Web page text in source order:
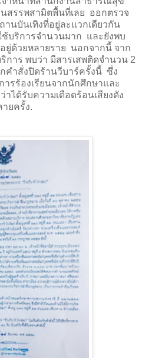
สรรพสามิตพื้นที่เลย ออกตรวจ
นบันเทิงที่อยู่ละแวกเดียวกัน
บริการจำนวนมาก และยังพบ
ยู่ด้วยหลายราย นอกจากนี้ จาก
การ พบว่า มีสารเสพติดจำนวน 2
คำสั่งปิดร้านวีบาร์ครั้งนี้ ซึ่ง
ารร้องเรียนจากนักศึกษาและ
ได้รับความเดือดร้อนเสียงดัง
ยครั้ง.